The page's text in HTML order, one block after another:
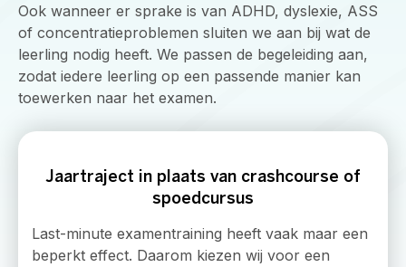
Ook wanneer er sprake is van ADHD, dyslexie, ASS
of concentratieproblemen sluiten we aan bij wat de
leerling nodig heeft. We passen de begeleiding aan,
zodat iedere leerling op een passende manier kan
toewerken naar het examen.
Jaartraject in plaats van crashcourse of
spoedcursus
Last-minute examentraining heeft vaak maar een
beperkt effect. Daarom kiezen wij voor een